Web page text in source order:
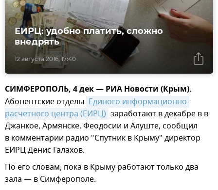
12 августа 2016, 17:40
ЕИРЦ: удобно платить, сложно
внедрять
СИМФЕРОПОЛЬ, 4 дек — РИА Новости (Крым).
Абонентские отделы Единого информационно-
расчетного центра (ЕИРЦ) заработают в декабре в в
Джанкое, Армянске, Феодосии и Алуште, сообщил
в комментарии радио "Спутник в Крыму" директор
ЕИРЦ Денис Галахов.
По его словам, пока в Крыму работают только два
зала — в Симферополе.